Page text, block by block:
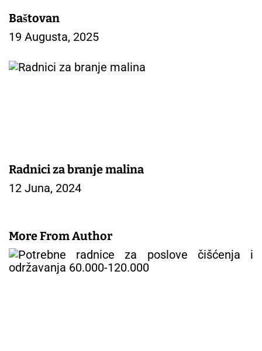
Baštovan
19 Augusta, 2025
Radnici za branje malina
12 Juna, 2024
More From Author